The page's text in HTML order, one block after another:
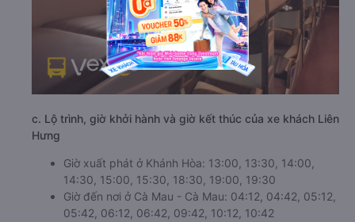
c. Lộ trình, giờ khởi hành và giờ kết thúc của xe khách Liên
Hưng
Giờ xuất phát ở Khánh Hòa: 13:00, 13:30, 14:00,
14:30, 15:00, 15:30, 18:30, 19:00, 19:30
Giờ đến nơi ở Cà Mau - Cà Mau: 04:12, 04:42, 05:12,
05:42, 06:12, 06:42, 09:42, 10:12, 10:42